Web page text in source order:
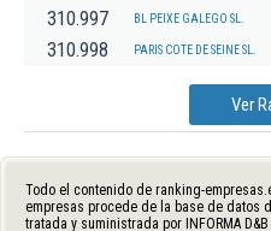
310.997 BL PEIXE GALEGO SL.
310.998 PARIS COTE DE SEINE SL.
Ver
Todo el contenido de ranking-
empresas procede de la base de datos
tratada y suministrada por INFORMA